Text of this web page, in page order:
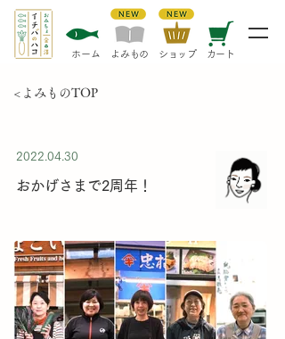
​ホーム ​よみもの ​ショップ カート
<よみものTOP
2022.04.30
おかげさまで2周年！